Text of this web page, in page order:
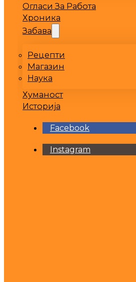
Огласи За Работа
Хроника
Забава
Рецепти
Магазин
Наука
Хуманост
Историја
Facebook
Instagram